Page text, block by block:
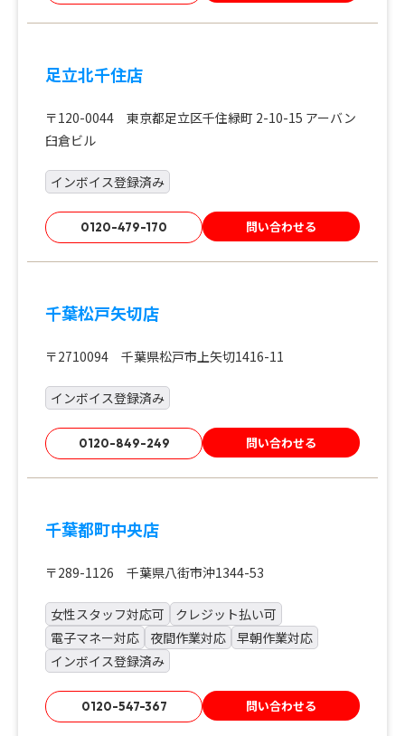
足立北千住店
〒120-0044 東京都足立区千住緑町 2-10-15 アーバン
臼倉ビル
インボイス登録済み
0120-479-170 問い合わせる
千葉松戸矢切店
〒2710094 千葉県松戸市上矢切1416-11
インボイス登録済み
0120-849-249 問い合わせる
千葉都町中央店
〒289-1126 千葉県八街市沖1344-53
女性スタッフ対応可
クレジット払い可
電子マネー対応
夜間作業対応 早朝作業対応
インボイス登録済み
0120-547-367 問い合わせる